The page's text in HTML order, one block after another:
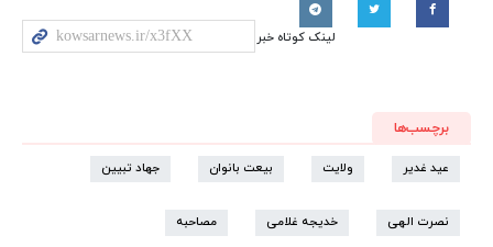
لینک کوتاه خبر
برچسب‌ها
عید غدیر ولایت بیعت بانوان جهاد تبیین
نصرت الهی خدیجه غلامی مصاحبه